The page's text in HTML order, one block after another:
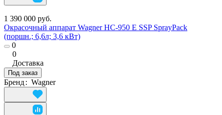
1 390 000 руб.
Окрасочный аппарат Wagner HC-950 E SSP SprayPack
(поршн.; 6,6л; 3,6 кВт)
0
0
Доставка
Под заказ
Бренд: Wagner